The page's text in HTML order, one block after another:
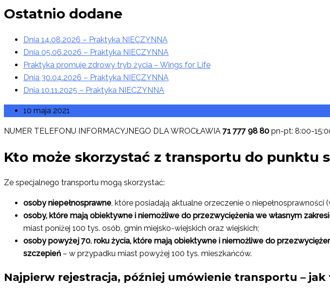
Pomiń
boczne
Ostatnio dodane
Dnia 14.08.2026 – Praktyka NIECZYNNA
Dnia 05.06.2026 – Praktyka NIECZYNNA
Praktyka promuje zdrowy tryb życia – Wings for Life
Dnia 30.04.2026 – Praktyka NIECZYNNA
Dnia 10.11.2025 – Praktyka NIECZYNNA
10 maja 2021
NUMER TELEFONU INFORMACYJNEGO DLA WROCŁAWIA 71 777 98 80 pn-pt: 8:00-
Kto może skorzystać z transportu do punktu
Ze specjalnego transportu mogą skorzystać:
osoby niepełnosprawne, które posiadają aktualne orzeczenie o
osoby, które mają obiektywne i niemożliwe do przezwyciężenia we własnym
miast poniżej 100 tys. osób, gmin miejsko-wiejskich oraz wiejskich;
osoby powyżej 70. roku życia, które mają obiektywne i niemożliwe do
szczepień – w przypadku miast powyżej 100 tys. mieszkańców.
Najpierw rejestracja, później umówienie transportu –